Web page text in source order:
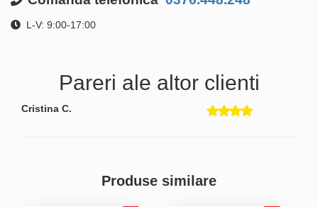
L-V: 9:00-17:00
Pareri ale altor clienti
Cristina C.
Produse similare